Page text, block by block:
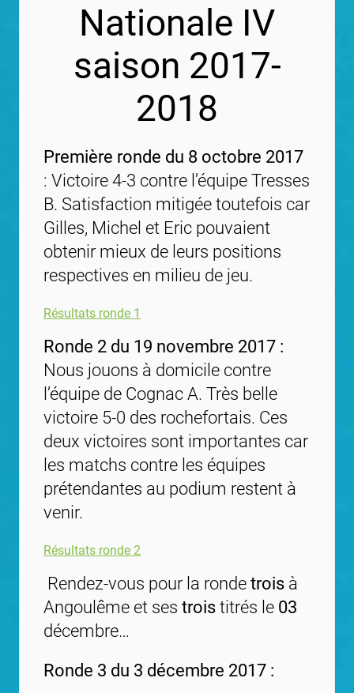
Nationale IV
saison 2017-
2018
Première ronde du 8 octobre 2017
: Victoire 4-3 contre l’équipe Tresses
B. Satisfaction mitigée toutefois car
Gilles, Michel et Eric pouvaient
obtenir mieux de leurs positions
respectives en milieu de jeu.
Résultats ronde 1
Ronde 2 du 19 novembre 2017 :
Nous jouons à domicile contre
l’équipe de Cognac A. Très belle
victoire 5-0 des rochefortais. Ces
deux victoires sont importantes car
les matchs contre les équipes
prétendantes au podium restent à
venir.
Résultats ronde 2
Rendez-vous pour la ronde trois à
Angoulême et ses trois titrés le 03
décembre…
Ronde 3 du 3 décembre 2017 :